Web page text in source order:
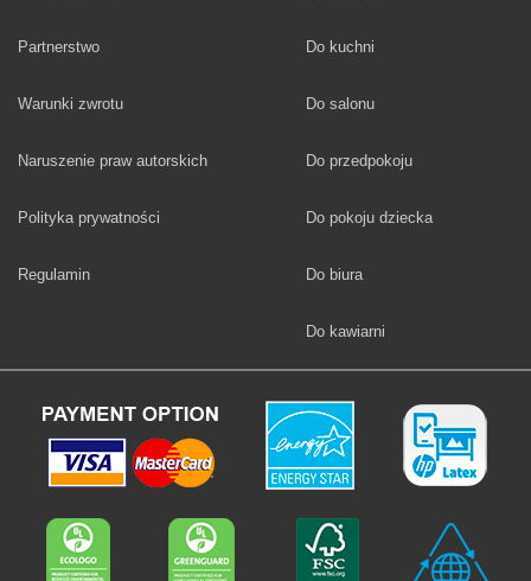
Partnerstwo
Warunki zwrotu
Naruszenie praw autorskich
Polityka prywatności
Regulamin
Fototapety
Do kuchni
Fototapety
Do salonu
Fototapety
Do przedpokoju
Fototapety
Do pokoju dziecka
Fototapety
Do biura
Fototapety
Do kawiarni